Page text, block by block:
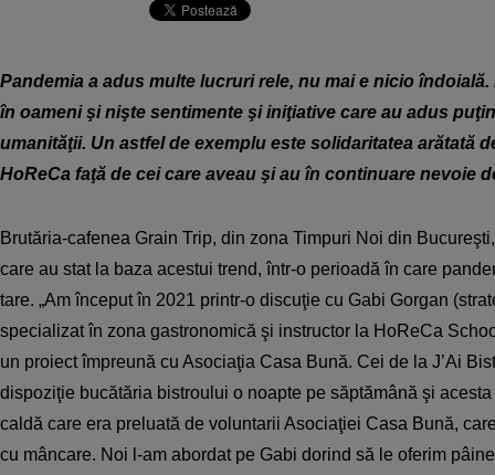
Pandemia a adus multe lucruri rele, nu mai e nicio îndoială.
în oameni şi nişte sentimente şi iniţiative care au adus
umanităţii. Un astfel de exemplu este solidaritatea arătată
HoReCa faţă de cei care aveau şi au în continuare nevoie
Brutăria-cafenea Grain Trip, din zona Timpuri Noi din
care au stat la baza acestui trend, într-o perioadă în care
tare. „Am început în 2021 printr-o discuţie cu Gabi Gorgan
specializat în zona gastronomică şi instructor la HoReCa
un proiect împreună cu Asociaţia Casa Bună. Cei de la J’Ai
dispoziţie bucătăria bistroului o noapte pe săptămână şi
caldă care era preluată de voluntarii Asociaţiei Casa Bună,
cu mâncare. Noi l-am abordat pe Gabi dorind să le oferim